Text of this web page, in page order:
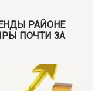
РАЙОНЕ
ПОЧТИ ЗА